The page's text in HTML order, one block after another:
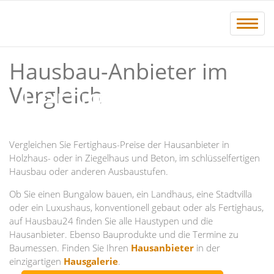
Menü
Fertighäuser
Massivhäuser
Preise Kosten
Hausanbieter
Schlüsselfertig Hausbauen mit regionalen und überregionalen
Hausanbietern. Preise und Ausbauvarianten. Alle Dienste auf
Hausbau24.desind für Bauherren kostenlos.
Hausbau-Anbieter im
Vergleich
Vergleichen Sie Fertighaus-Preise der Hausanbieter in
Holzhaus- oder in Ziegelhaus und Beton, im schlüsselfertigen
Hausbau oder anderen Ausbaustufen.
Ob Sie einen Bungalow bauen, ein Landhaus, eine Stadtvilla
oder ein Luxushaus, konventionell gebaut oder als Fertighaus,
auf Hausbau24 finden Sie alle Haustypen und die
Hausanbieter. Ebenso Bauprodukte und die Termine zu
Baumessen. Finden Sie Ihren Hausanbieter in der
einzigartigen Hausgalerie.